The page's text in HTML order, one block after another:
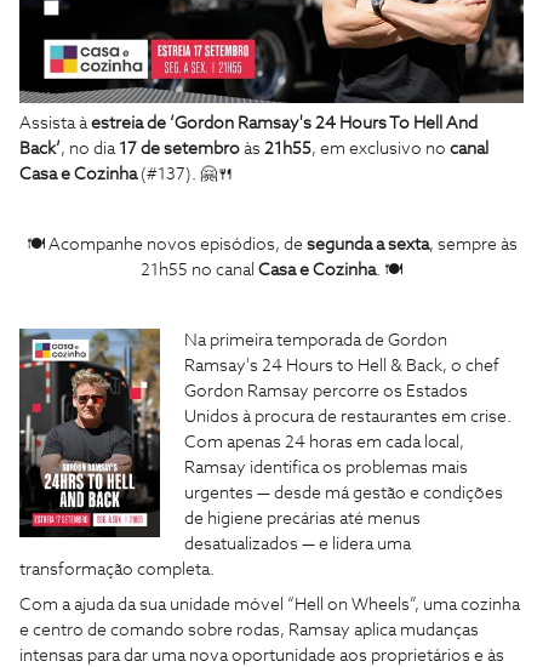
Assista àestreia de ‘Gordon Ramsay's 24 Hours To Hell And
Back’, no dia 17 de setembro às 21h55, em exclusivo no canal
Casa e Cozinha(#137). 🤗🍴
🍽 Acompanhe novos episódios, de segunda a sexta, sempre às
21h55 no canal Casa e Cozinha. 🍽
Na primeira temporada de Gordon
Ramsay's 24 Hours to Hell & Back, o chef
Gordon Ramsay percorre os Estados
Unidos à procura de restaurantes em crise.
Com apenas 24 horas em cada local,
Ramsay identifica os problemas mais
urgentes — desde má gestão e condições
de higiene precárias até menus
desatualizados — e lidera uma
transformação completa.
Com a ajuda da sua unidade móvel “Hell on Wheels”, uma cozinha
e centro de comando sobre rodas, Ramsay aplica mudanças
intensas para dar uma nova oportunidade aos proprietários e às